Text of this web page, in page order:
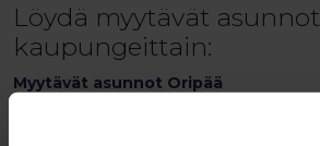
Löydä myytävät asunnot
kaupungeittain:
Myytävät asunnot Oripää